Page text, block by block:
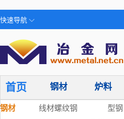
快速导航
首页 钢材 炉料
钢材 线材螺纹钢 型钢